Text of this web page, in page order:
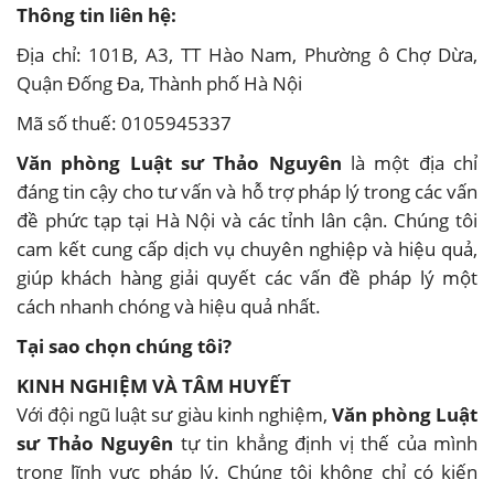
Thông tin liên hệ:
Địa chỉ: 101B, A3, TT Hào Nam, Phường ô Chợ Dừa,
Quận Đống Đa, Thành phố Hà Nội
Mã số thuế: 0105945337
Văn phòng Luật sư Thảo Nguyên là một địa chỉ
đáng tin cậy cho tư vấn và hỗ trợ pháp lý trong các vấn
đề phức tạp tại Hà Nội và các tỉnh lân cận. Chúng tôi
cam kết cung cấp dịch vụ chuyên nghiệp và hiệu quả,
giúp khách hàng giải quyết các vấn đề pháp lý một
cách nhanh chóng và hiệu quả nhất.
Tại sao chọn chúng tôi?
KINH NGHIỆM VÀ TÂM HUYẾT
Với đội ngũ luật sư giàu kinh nghiệm, Văn phòng Luật
sư Thảo Nguyên tự tin khẳng định vị thế của mình
trong lĩnh vực pháp lý. Chúng tôi không chỉ có kiến